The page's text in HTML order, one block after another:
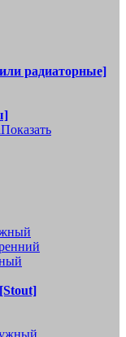
радиаторные]
Показать
[Stout]